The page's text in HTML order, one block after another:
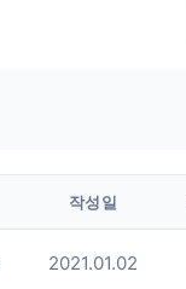
작성일
2021.01.02